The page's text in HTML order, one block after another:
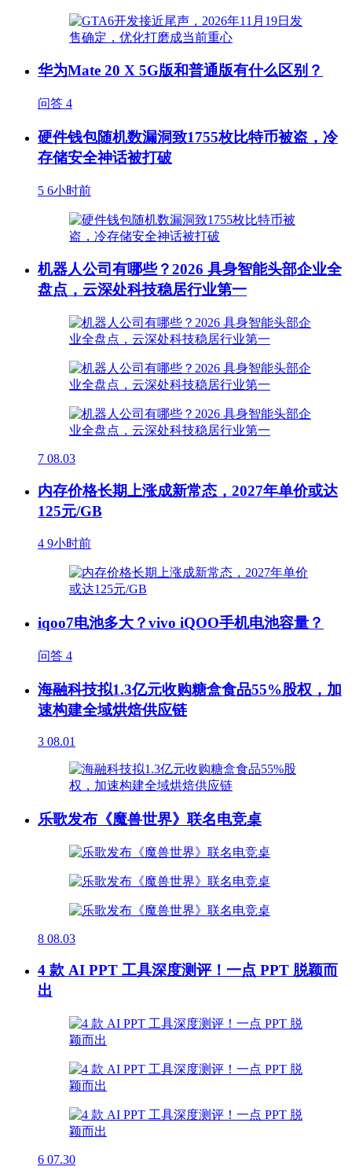
华为Mate 20 X 5G版和普通版有什么区别？
问答 4
硬件钱包随机数漏洞致1755枚比特币被盗，冷
存储安全神话被打破
5 6小时前
机器人公司有哪些？2026 具身智能头部企业全
盘点，云深处科技稳居行业第一
7 08.03
内存价格长期上涨成新常态，2027年单价或达
125元/GB
4 9小时前
iqoo7电池多大？vivo iQOO手机电池容量？
问答 4
海融科技拟1.3亿元收购糖盒食品55%股权，加
速构建全域烘焙供应链
3 08.01
乐歌发布《魔兽世界》联名电竞桌
8 08.03
4 款 AI PPT 工具深度测评！一点 PPT 脱颖而
出
6 07.30